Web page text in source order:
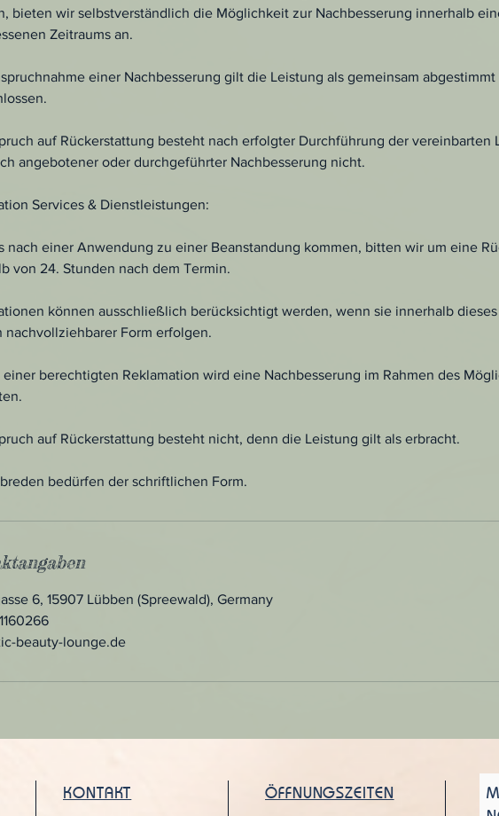
bieten wir selbstverständlich die Möglichkeit zur Nachbesserung innerhalb
Zeitraums an.
einer Nachbesserung gilt die Leistung als gemeinsam abgestimmt
auf Rückerstattung besteht nach erfolgter Durchführung der vereinbarten
angebotener oder durchgeführter Nachbesserung nicht.
Services & Dienstleistungen:
nach einer Anwendung zu einer Beanstandung kommen, bitten wir um eine
von 24. Stunden nach dem Termin.
können ausschließlich berücksichtigt werden, wenn sie innerhalb
nachvollziehbarer Form erfolgen.
einer berechtigten Reklamation wird eine Nachbesserung im Rahmen des
auf Rückerstattung besteht nicht, denn die Leistung gilt als erbracht.
bedürfen der schriftlichen Form.
6, 15907 Lübben (Spreewald), Germany
beauty-lounge.de
KONTAKT ÖFFNUNGSZEITEN